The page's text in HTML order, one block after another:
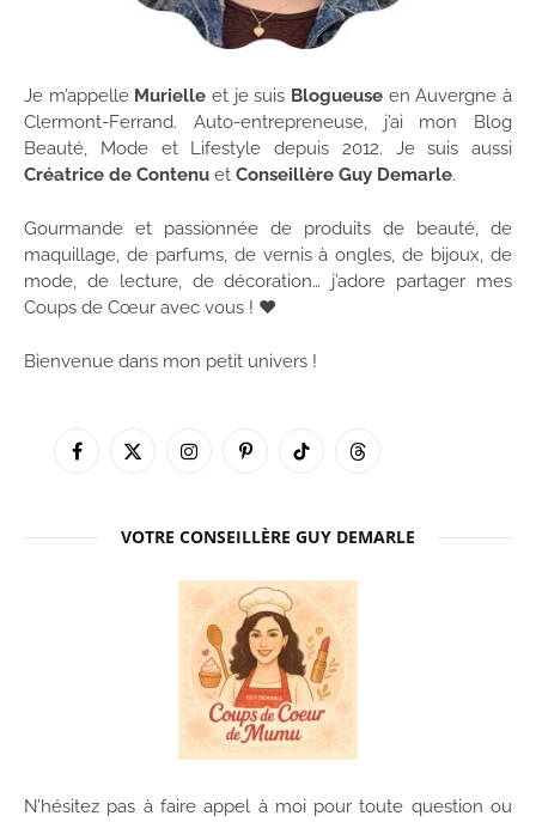
Je m’appelle Murielle et je suis Blogueuse en Auvergne à
Clermont-Ferrand. Auto-entrepreneuse, j’ai mon Blog
Beauté, Mode et Lifestyle depuis 2012. Je suis aussi
Créatrice de Contenu et Conseillère Guy Demarle.
Gourmande et passionnée de produits de beauté, de
maquillage, de parfums, de vernis à ongles, de bijoux, de
mode, de lecture, de décoration… j’adore partager mes
Coups de Cœur avec vous ! ♥
Bienvenue dans mon petit univers !
Facebook
X
InstagramPinterestTikTok Threads
VOTRE CONSEILLÈRE GUY DEMARLE
N’hésitez pas à faire appel à moi pour toute question ou